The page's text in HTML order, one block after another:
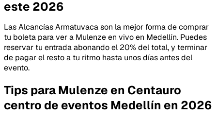
este 2026
Las Alcancías Armatuvaca son la mejor forma de comprar
tu boleta para ver a Mulenze en vivo en Medellín. Puedes
reservar tu entrada abonando el 20% del total, y terminar
de pagar el resto a tu ritmo hasta unos días antes del
evento.
Tips para Mulenze en Centauro
centro de eventos Medellín en 2026